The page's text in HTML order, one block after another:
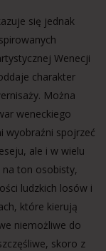
się jednak
Wenecji
charakter
Można
weneckiego
wyobraźni spojrzeć
ale i w wielu
ton osobisty,
ludzkich losów i
które kierują
niemożliwe do
skoro z